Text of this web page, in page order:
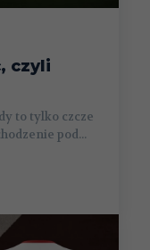
czyli
to tylko czcze
pod...